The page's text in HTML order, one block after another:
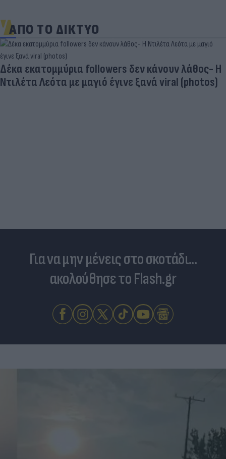
ΑΠΟ ΤΟ ΔΙΚΤΥΟ
«Στην pole position για Κωνσταντέλια η
Ντόρτμουντ»
Για να μην μένεις στο σκοτάδι...
ακολούθησε το Flash.gr